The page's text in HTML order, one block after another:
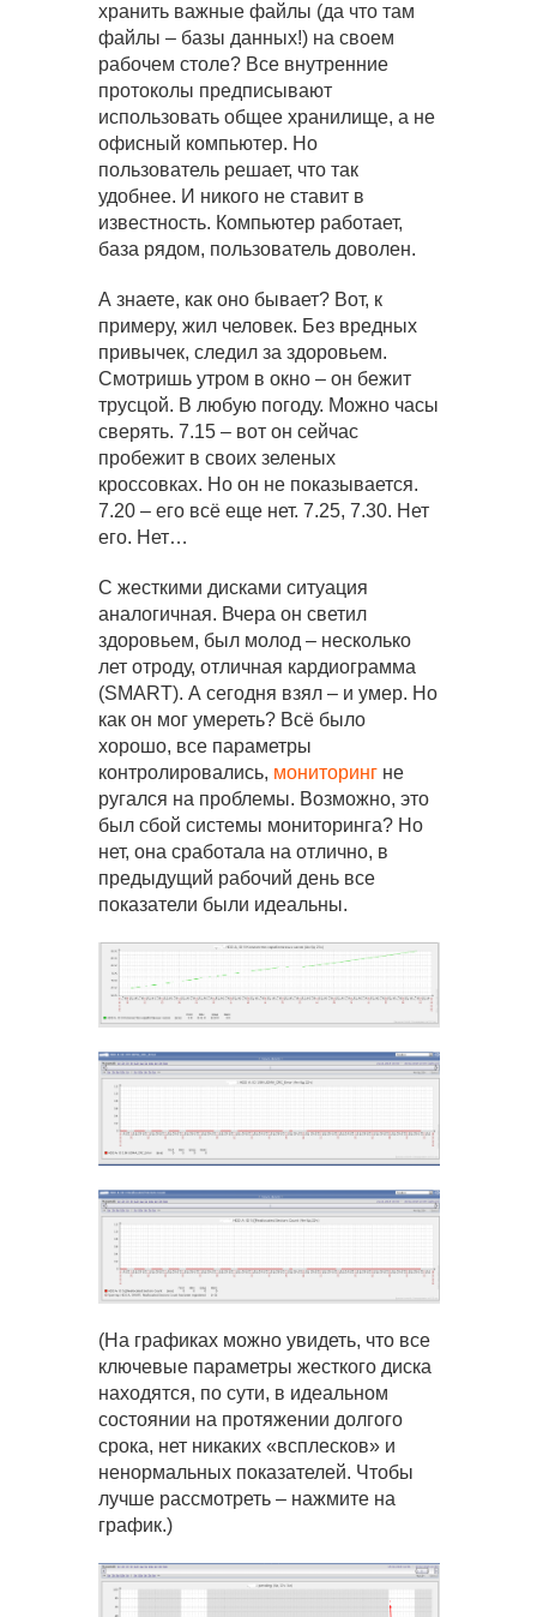
хранить важные файлы (да что там
файлы – базы данных!) на своем
рабочем столе? Все внутренние
протоколы предписывают
использовать общее хранилище, а не
офисный компьютер. Но
пользователь решает, что так
удобнее. И никого не ставит в
известность. Компьютер работает,
база рядом, пользователь доволен.
А знаете, как оно бывает? Вот, к
примеру, жил человек. Без вредных
привычек, следил за здоровьем.
Смотришь утром в окно – он бежит
трусцой. В любую погоду. Можно часы
сверять. 7.15 – вот он сейчас
пробежит в своих зеленых
кроссовках. Но он не показывается.
7.20 – его всё еще нет. 7.25, 7.30. Нет
его. Нет…
С жесткими дисками ситуация
аналогичная. Вчера он светил
здоровьем, был молод – несколько
лет отроду, отличная кардиограмма
(SMART). А сегодня взял – и умер. Но
как он мог умереть? Всё было
хорошо, все параметры
контролировались, мониторингне
ругался на проблемы. Возможно, это
был сбой системы мониторинга? Но
нет, она сработала на отлично, в
предыдущий рабочий день все
показатели были идеальны.
(На графиках можно увидеть, что все
ключевые параметры жесткого диска
находятся, по сути, в идеальном
состоянии на протяжении долгого
срока, нет никаких «всплесков» и
ненормальных показателей. Чтобы
лучше рассмотреть – нажмите на
график.)